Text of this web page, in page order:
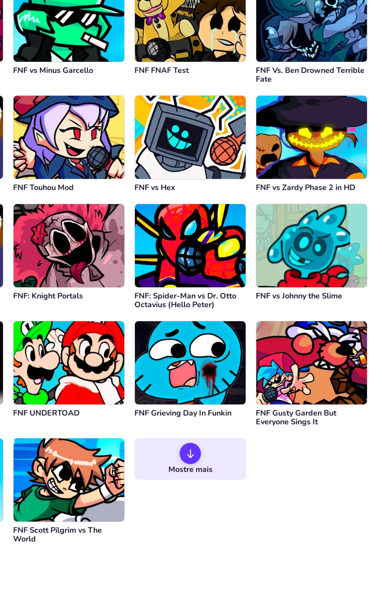
Cancelar Comentário
FNF vs Minus Garcello FNF FNAF Test
FNF Vs. Ben Drowned Terrible
Fate
FNF Touhou Mod FNF vs Hex FNF vs Zardy Phase 2 in HD
FNF: Knight Portals
FNF: Spider-Man vs Dr. Otto
Octavius (Hello Peter)
FNF vs Johnny the Slime
FNF UNDERTOAD FNF Grieving Day In Funkin
FNF Gusty Garden But
Everyone Sings It
FNF Scott Pilgrim vs The
World
Mostre mais